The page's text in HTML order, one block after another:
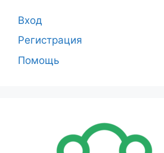
Вход
Регистрация
Помощь